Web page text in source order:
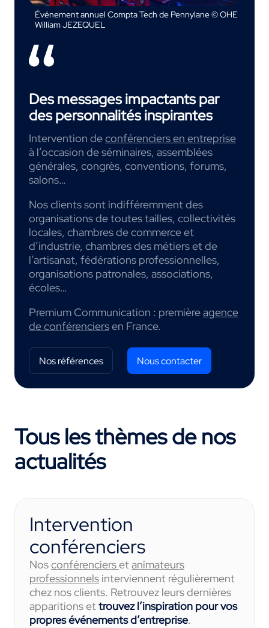
Événement annuel Compta Tech de Pennylane © OHE
William JEZEQUEL
Des messages impactants par
des personnalités inspirantes
Intervention deconférenciers en entreprise
à l’occasion de séminaires, assemblées
générales, congrès, conventions, forums,
salons…
Nos clients sont indifféremment des
organisations de toutes tailles, collectivités
locales, chambres de commerce et
d’industrie, chambres des métiers et de
l’artisanat, fédérations professionnelles,
organisations patronales, associations,
écoles…
Premium Communication : premièreagence
de conférenciersen France.
Nos références Nous contacter
Tous les thèmes de nos
actualités
Intervention
conférenciers
Nosconférenciersetanimateurs
professionnels interviennent régulièrement
chez nos clients. Retrouvez leurs dernières
apparitions ettrouvez l’inspiration pour vos
propres événements d’entreprise.